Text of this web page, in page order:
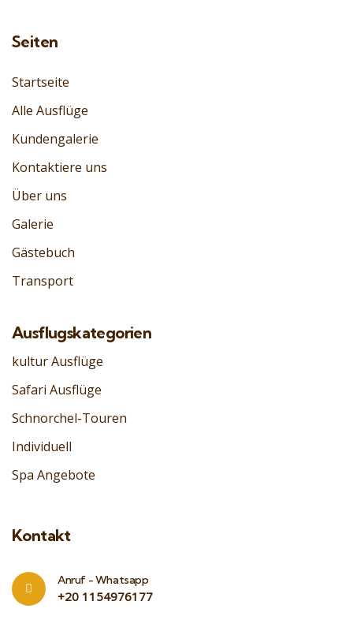
Seiten
Startseite
Alle Ausflüge
Kundengalerie
Kontaktiere uns
Über uns
Galerie
Gästebuch
Transport
Ausflugskategorien
kultur Ausflüge
Safari Ausflüge
Schnorchel-Touren
Individuell
Spa Angebote
Kontakt
Anruf - Whatsapp
‎+20 1154976177